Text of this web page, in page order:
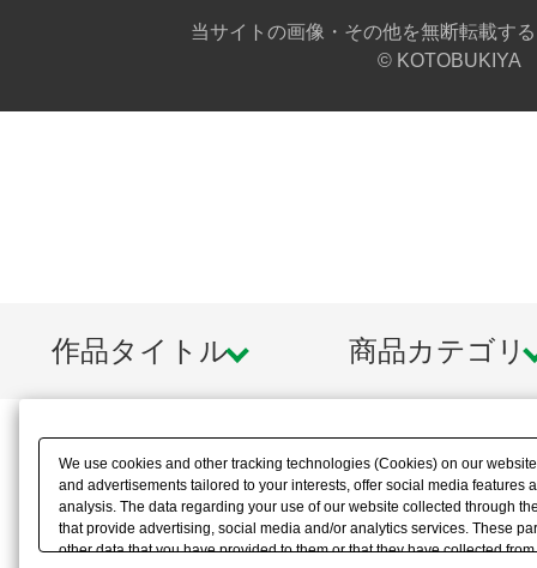
当サイトの画像・その他を無断転載す
© KOTOBUKIYA
作品タイトル 商品カテゴリ
We use cookies and other tracking technologies (Cookies) on our
and advertisements tailored to your interests, offer social media features
analysis. The data regarding your use of our website collected through
that provide advertising, social media and/or analytics services. These
other data that you have provided to them or that they have collected